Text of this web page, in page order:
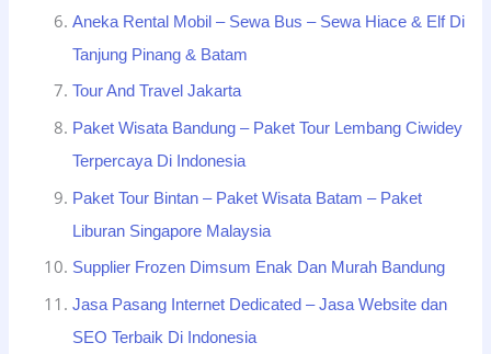
Aneka Rental Mobil – Sewa Bus – Sewa Hiace & Elf Di
Tanjung Pinang & Batam
Tour And Travel Jakarta
Paket Wisata Bandung – Paket Tour Lembang Ciwidey
Terpercaya Di Indonesia
Paket Tour Bintan – Paket Wisata Batam – Paket
Liburan Singapore Malaysia
Supplier Frozen Dimsum Enak Dan Murah Bandung
Jasa Pasang Internet Dedicated – Jasa Website dan
SEO Terbaik Di Indonesia